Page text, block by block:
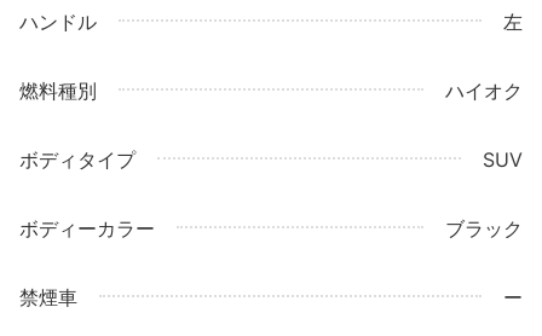
ハンドル 左
燃料種別 ハイオク
ボディタイプ SUV
ボディーカラー ブラック
禁煙車 ー